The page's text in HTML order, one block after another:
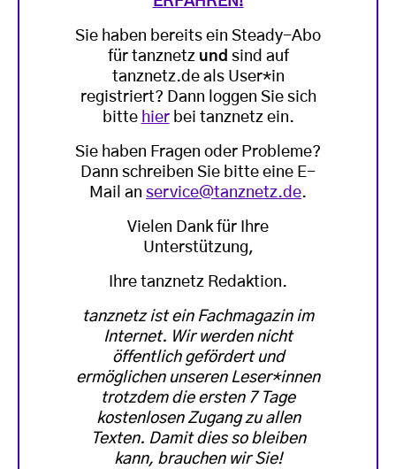
Sie haben bereits ein Steady-Abo
für tanznetz und sind auf
tanznetz.de als User*in
registriert? Dann loggen Sie sich
bitte hierbei tanznetz ein.
Sie haben Fragen oder Probleme?
Dann schreiben Sie bitte eine E-
Mail an service@tanznetz.de.
Vielen Dank für Ihre
Unterstützung,
Ihre tanznetz Redaktion.
tanznetz ist ein Fachmagazin im
Internet. Wir werden nicht
öffentlich gefördert und
ermöglichen unseren Leser*innen
trotzdem die ersten 7 Tage
kostenlosen Zugang zu allen
Texten. Damit dies so bleiben
kann, brauchen wir Sie!